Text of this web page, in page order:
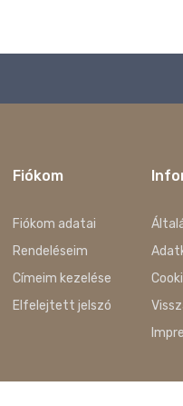
Fiókom
Fiókom adatai
Rendeléseim
Címeim kezelése
Elfelejtett jelszó